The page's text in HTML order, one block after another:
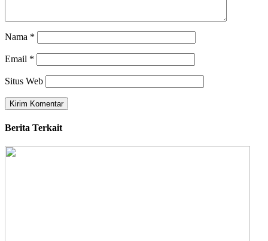
Nama *
Email *
Situs Web
Berita Terkait